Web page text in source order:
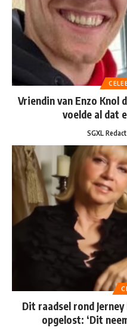
Vriendin van Enzo Knol
voelde al dat
SGXL
Dit raadsel rond
opgelost: ‘Dit